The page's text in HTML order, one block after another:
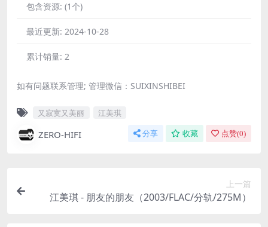
包含资源: (1个)
最近更新: 2024-10-28
累计销量: 2
如有问题联系管理; 管理微信：SUIXINSHIBEI
又寂寞又美丽 江美琪
ZERO-HIFI 分享 收藏 点赞(0)
上一篇
江美琪 - 朋友的朋友（2003/FLAC/分轨/275M）